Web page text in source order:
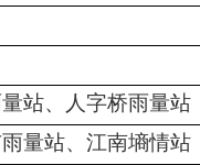
站、人字桥雨量站
量站、江南墒情站